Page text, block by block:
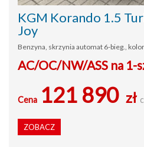
KGM Korando 1.5
Joy
Benzyna, skrzynia automat 6-bieg.,
AC/OC/NW/ASS na 1-
Cena 121 890 zł
ZOBACZ